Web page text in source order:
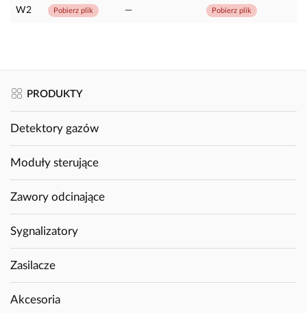
W2 Pobierz plik — Pobierz plik
PRODUKTY
Detektory gazów
Moduły sterujące
Zawory odcinające
Sygnalizatory
Zasilacze
Akcesoria